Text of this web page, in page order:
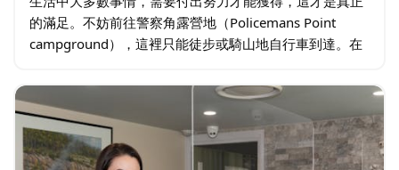
的滿足。不妨前往警察角露營地（Policemans Point
campground），這裡只能徒步或騎山地自行車到達。在